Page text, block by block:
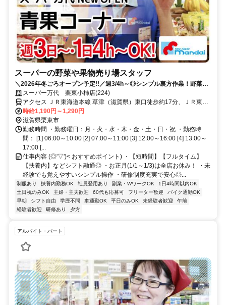
スーパーの野菜や果物売り場スタッフ
＼2026年冬ごろオープン予定!!／週3/4h～◎シンプル裏方作業！野菜や
果物の知識は不要♪
スーパー万代 栗東小柿店(224)
アクセス ＪＲ東海道本線 草津（滋賀県）東口徒歩約17分、ＪＲ東海
道本線 栗東東口徒歩約30分、ＪＲ草津線 手原南口徒歩約31分
時給1,190円～1,290円
滋賀県栗東市
勤務時間 ・勤務曜日：月・火・水・木・金・土・日・祝 ・勤務時
間： [1] 06:00～10:00 [2] 07:00～11:00 [3] 12:00～16:00 [4] 13:00～
17:00 [...
仕事内容 (◎'▽')< おすすめポイント) ・【短時間】【フルタイム】
【扶養内】などシフト融通◎ ・お正月(1/1～1/3)は全店お休み！ ・未
経験でも覚えやすいシンプル操作 ・研修制度充実で安心◎...
制服あり 扶養内勤務OK 社員登用あり 副業・WワークOK
1日4時間以内OK
土日祝のみOK
主婦・主夫歓迎 60代も応募可 フリーター歓迎
バイク通勤OK
早朝
シフト自由 学歴不問 車通勤OK 平日のみOK 未経験者歓迎
午前
経験者歓迎
研修あり 夕方
アルバイト・パート